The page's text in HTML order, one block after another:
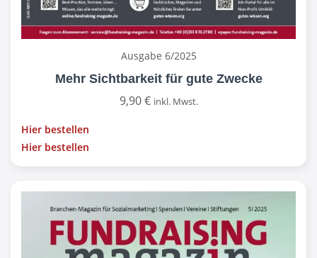
Ausgabe 6/2025
Mehr Sichtbarkeit für gute Zwecke
9,90€ inkl. Mwst.
Hier bestellen
Hier bestellen